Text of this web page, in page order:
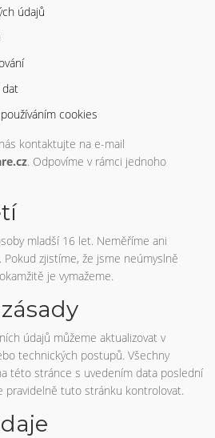
údajů
dat
cookies
kontaktujte na e-mail
. Odpovíme v rámci jednoho
mladší 16 let. Neměříme ani
zjistíme, že jsme neúmyslně
je vymažeme.
údajů můžeme aktualizovat v
technických postupů. Všechny
této stránce s uvedením data poslední
pravidelně tuto stránku kontrolovat.